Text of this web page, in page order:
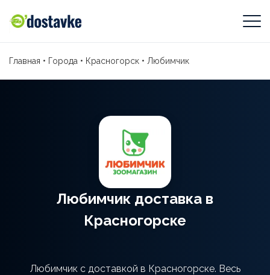
Главная • Города • Красногорск • Любимчик
Любимчик доставка в
Красногорске
Любимчик с доставкой в Красногорске. Весь